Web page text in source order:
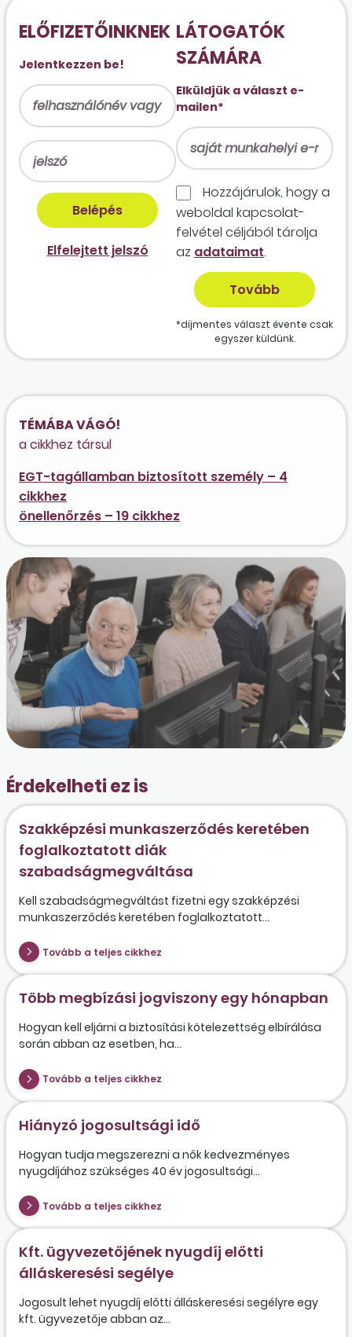
ELŐFIZETŐINKNEK
Jelentkezzen be!
Elfelejtett jelszó
LÁTOGATÓK
SZÁMÁRA
Elküldjük a választ e-
mailen*
Hozzájárulok, hogy a
weboldal kapcso­lat­
felvétel céljából tárolja
az adataimat.
*díjmentes választ évente csak
egyszer küldünk.
TÉMÁBA VÁGÓ!
a cikkhez társul
EGT-tagállamban biztosított személy – 4
cikkhez
önellenőrzés – 19 cikkhez
Érdekelheti ez is
Szakképzési munkaszerződés keretében
foglalkoztatott diák
szabadságmegváltása
Kell szabadságmegváltást fizetni egy szakképzési
munkaszerződés keretében foglalkoztatott...
Tovább a teljes cikkhez
Több megbízási jogviszony egy hónapban
Hogyan kell eljárni a biztosítási kötelezettség elbírálása
során abban az esetben, ha...
Tovább a teljes cikkhez
Hiányzó jogosultsági idő
Hogyan tudja megszerezni a nők kedvezményes
nyugdíjához szükséges 40 év jogosultsági...
Tovább a teljes cikkhez
Kft. ügyvezetőjének nyugdíj előtti
álláskeresési segélye
Jogosult lehet nyugdíj előtti álláskeresési segélyre egy
kft. ügyvezetője abban az...